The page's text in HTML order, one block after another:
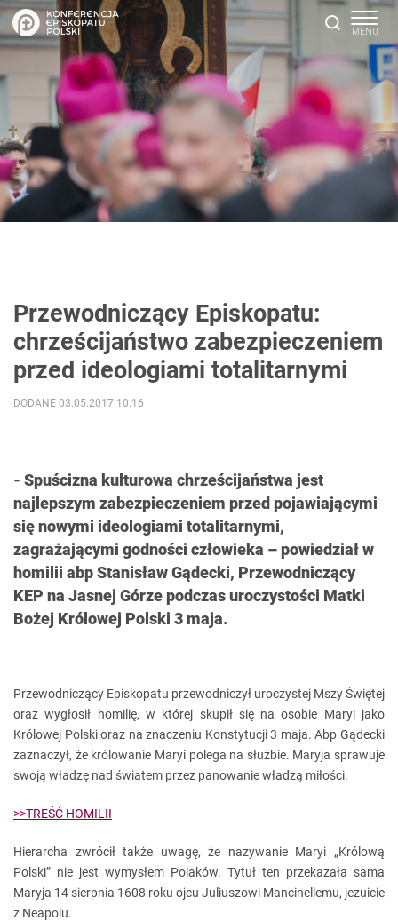
Przewodniczący Episkopatu:
chrześcijaństwo zabezpieczeniem
przed ideologiami totalitarnymi
- Spuścizna kulturowa chrześcijaństwa jest
najlepszym zabezpieczeniem przed pojawiającymi
się nowymi ideologiami totalitarnymi,
zagrażającymi godności człowieka – powiedział w
homilii abp Stanisław Gądecki, Przewodniczący
KEP na Jasnej Górze podczas uroczystości Matki
Bożej Królowej Polski 3 maja.
DODANE 03.05.2017 10:16
Przewodniczący Episkopatu przewodniczył uroczystej Mszy Świętej
oraz wygłosił homilię, w której skupił się na osobie Maryi jako
Królowej Polski oraz na znaczeniu Konstytucji 3 maja. Abp Gądecki
zaznaczył, że królowanie Maryi polega na służbie. Maryja sprawuje
swoją władzę nad światem przez panowanie władzą miłości.
>>TREŚĆ HOMILII
Hierarcha zwrócił także uwagę, że nazywanie Maryi „Królową
Polski” nie jest wymysłem Polaków. Tytuł ten przekazała sama
Maryja 14 sierpnia 1608 roku ojcu Juliuszowi Mancinellemu, jezuicie
z Neapolu.